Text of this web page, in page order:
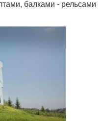
балками - рельсами